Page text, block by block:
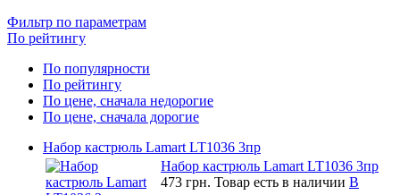
Фильтр по параметрам
По рейтингу
По популярности
По рейтингу
По цене, сначала недорогие
По цене, сначала дорогие
Набор кастрюль Lamart LT1036 3пр
Набор кастрюль Lamart LT1036 3пр
473 грн. Товар есть в наличии В